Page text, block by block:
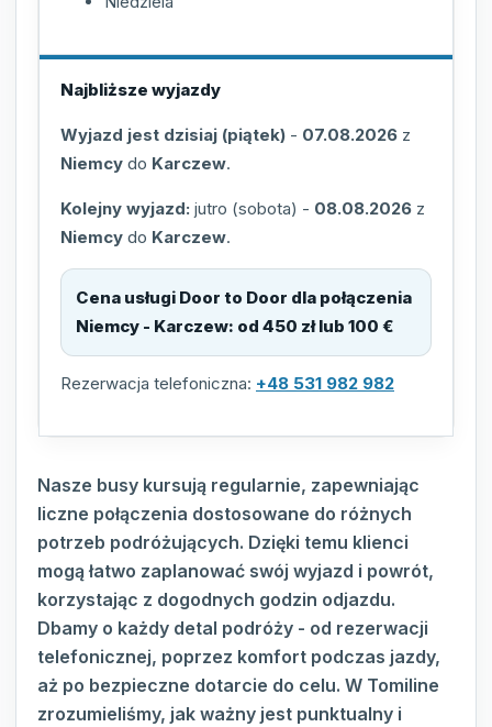
Najbliższe wyjazdy
Wyjazd jest dzisiaj (piątek) - 07.08.2026 z
Niemcy do Karczew.
Kolejny wyjazd: jutro (sobota) - 08.08.2026 z
Niemcy do Karczew.
Cena usługi Door to Door dla połączenia
Niemcy - Karczew: od 450 zł lub 100 €
Rezerwacja telefoniczna: +48 531 982 982
Nasze busy kursują regularnie, zapewniając
liczne połączenia dostosowane do różnych
potrzeb podróżujących. Dzięki temu klienci
mogą łatwo zaplanować swój wyjazd i powrót,
korzystając z dogodnych godzin odjazdu.
Dbamy o każdy detal podróży - od rezerwacji
telefonicznej, poprzez komfort podczas jazdy,
aż po bezpieczne dotarcie do celu. W Tomiline
zrozumieliśmy, jak ważny jest punktualny i